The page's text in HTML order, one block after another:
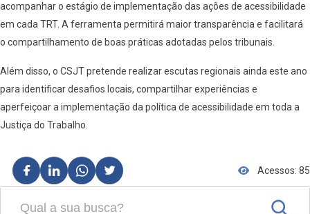
acompanhar o estágio de implementação das ações de acessibilidade
em cada TRT. A ferramenta permitirá maior transparência e facilitará
o compartilhamento de boas práticas adotadas pelos tribunais.
Além disso, o CSJT pretende realizar escutas regionais ainda este ano
para identificar desafios locais, compartilhar experiências e
aperfeiçoar a implementação da política de acessibilidade em toda a
Justiça do Trabalho.
Acessos: 85